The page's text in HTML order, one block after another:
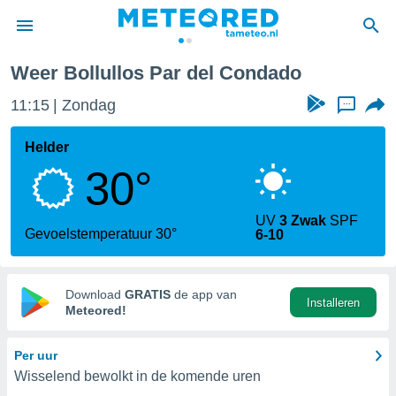
door
verstrekte
hoge
hebt de
voor
op basis
Weer Bollullos Par del Condado
11:15 Zondag ...
Helder
30°
Gevoelstemperatuur 30°
UV3 Zwak SPF
6-10
Download GRATIS de app van
Meteored!
Installeren
Per uur
Wisselend bewolkt in de komende uren